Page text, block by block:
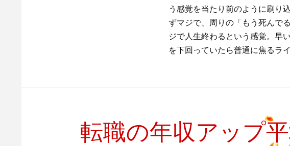
う感覚を当たり前のように刷り
ずマジで、周りの「もう死んで
ジで人生終わるという感覚。早
を下回っていたら普通に焦るラ
転職の年収アップ